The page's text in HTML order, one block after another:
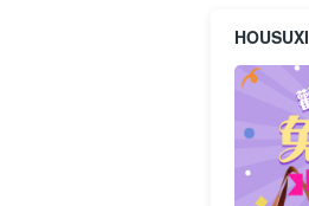
HOUSUXI